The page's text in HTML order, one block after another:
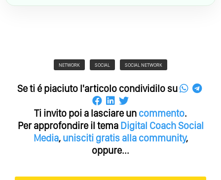
NETWORK SOCIAL SOCIAL NETWORK
Se ti é piaciuto l'articolo condividilo su
Ti invito poi a lasciare un commento.
Per approfondire il tema Digital CoachSocial
Media, unisciti gratis alla community,
oppure...